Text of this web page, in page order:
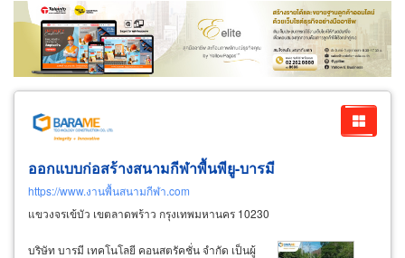
ขายส่ง ขายปลีก ผู้ผลิต
ตัวแทนจัดจำหน่าย
ผู้ส่งออก/นำเข้า
ธุรกิจบริการ
ออกแบบก่อสร้างสนามกีฬาพื้นพียู-บารมี
https://www.งานพื้นสนามกีฬา.com
แขวงจรเข้บัว เขตลาดพร้าว กรุงเทพมหานคร 10230
บริษัท บารมี เทคโนโลยี คอนสตรัคชั่น จำกัด เป็นผู้